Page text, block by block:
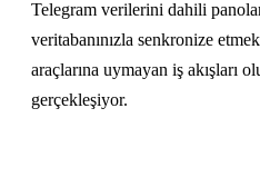
Telegram verilerini dahili
veritabanınızla senkronize
araçlarına uymayan iş akışları
gerçekleşiyor.